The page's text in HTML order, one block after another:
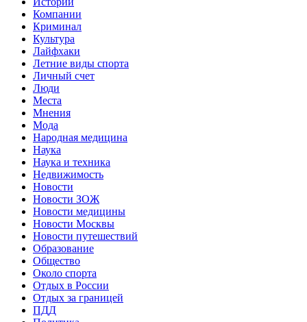
Компании
Криминал
Культура
Лайфхаки
Летние виды спорта
Личный счет
Люди
Места
Мнения
Мода
Народная медицина
Наука
Наука и техника
Недвижимость
Новости
Новости ЗОЖ
Новости медицины
Новости Москвы
Новости путешествий
Образование
Общество
Около спорта
Отдых в России
Отдых за границей
ПДД